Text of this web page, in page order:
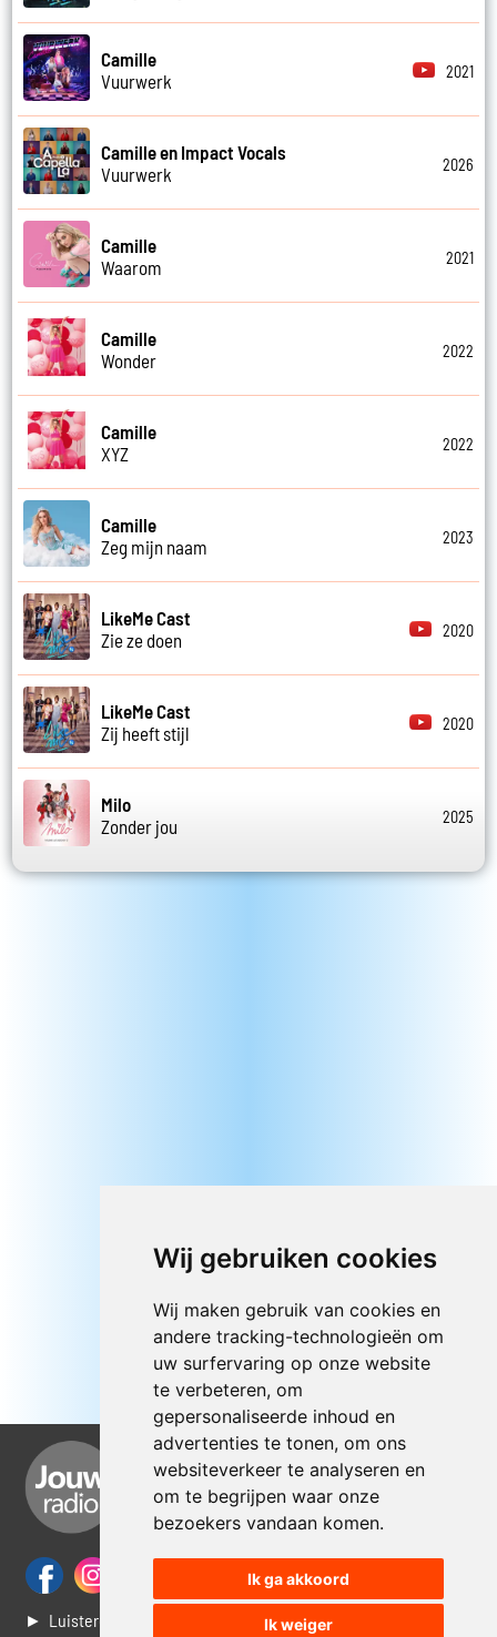
Wij gebruiken cookies
Wij maken gebruik van cookies en
andere tracking-technologieën om
uw surfervaring op onze website
te verbeteren, om
gepersonaliseerde inhoud en
advertenties te tonen, om ons
websiteverkeer te analyseren en
om te begrijpen waar onze
bezoekers vandaan komen.
Ik ga akkoord
Ik weiger
Camille
Vuurwerk
2021
Camille en Impact Vocals
Vuurwerk
2026
Camille
Waarom
2021
Camille
Wonder
2022
Camille
XYZ
2022
Camille
Zeg mijn naam
2023
LikeMe Cast
Zie ze doen
2020
LikeMe Cast
Zij heeft stijl
2020
Milo
Zonder jou
2025
► Luisteren naar Jouwradio